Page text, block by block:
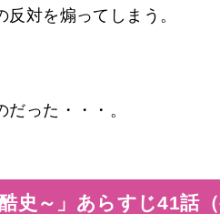
対を煽ってしまう。
った・・・。
史～」あらすじ41話（